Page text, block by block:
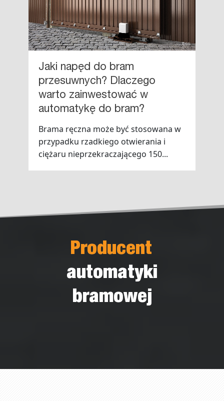
Jaki napęd do bram
przesuwnych? Dlaczego
warto zainwestować w
automatykę do bram?
Brama ręczna może być stosowana w
przypadku rzadkiego otwierania i
ciężaru nieprzekraczającego 150...
Producent
automatyki
bramowej